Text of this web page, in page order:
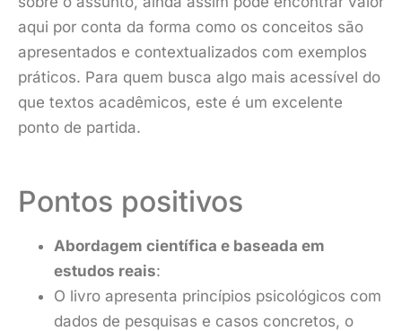
aqui por conta da forma como os conceitos são
apresentados e contextualizados com exemplos
práticos. Para quem busca algo mais acessível do
que textos acadêmicos, este é um excelente
ponto de partida.
Pontos positivos
Abordagem científica e baseada em
estudos reais:
O livro apresenta princípios psicológicos com
dados de pesquisas e casos concretos, o